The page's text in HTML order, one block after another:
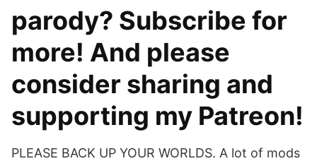
parody? Subscribe for
more! And please
consider sharing and
supporting my Patreon!
PLEASE BACK UP YOUR WORLDS. A lot of mods